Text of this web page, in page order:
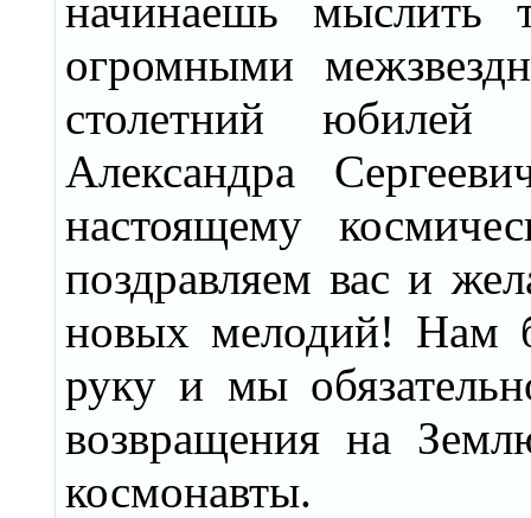
начинаешь мыслить
огромными
столетний юбилей
Александра
настоящему
поздравляем вас и
новых мелодий! Нам
руку и мы
возвращения на
космонавты.